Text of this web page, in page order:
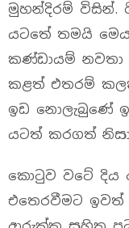
මුහන්දිරම් විසින්.
යට‍තේ තමයි
කණ්ඩායම් නවතා
කළත් එතරම්
ඉඩ නොලැබුණේ
යටත් කරගත්
කොටුව ව‍ටේ දිය
එතෙරවීමට ඉවත්